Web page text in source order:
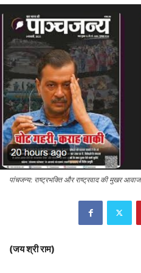
पांचजन्य: राष्ट्रभक्ति और राष्ट्रवाद की मुखर आवाज
(जय श्री राम)